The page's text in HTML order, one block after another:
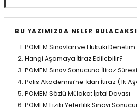
BU YAZIMIZDA NELER
POMEM Sınavları ve Hukuki Denetim
Hangi Aşamaya İtiraz Edilebilir?
POMEM Sınav Sonucuna İtiraz
Polis Akademisi’ne İdari İtiraz (İlk
POMEM Sözlü Mülakat İptal Davası
POMEM Fiziki Yeterlilik Sınavı